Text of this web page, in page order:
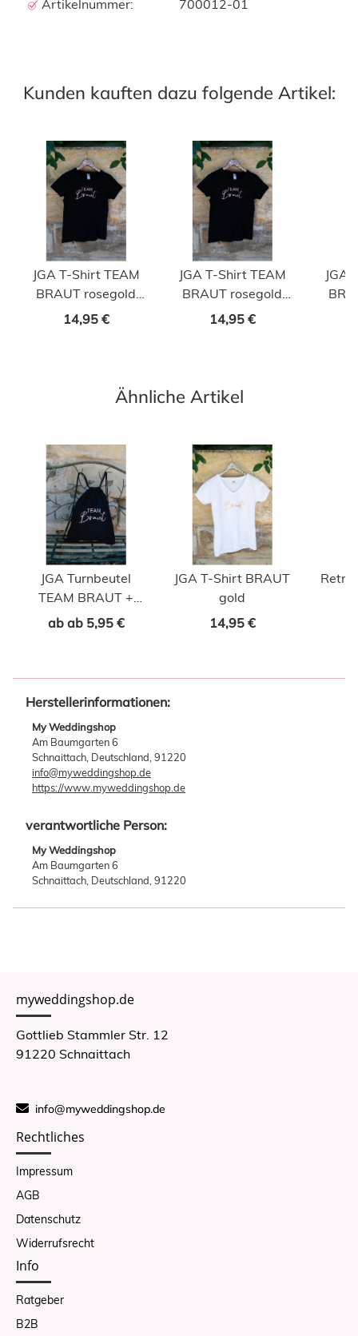
Artikelnummer: 700012-01
Kunden kauften dazu folgende Artikel:
JGA T-Shirt TEAM
BRAUT rosegold
Schwarz S (Small)
14,95 €
JGA T-Shirt TEAM
BRAUT rosegold
Schwarz M
14,95 €
JGA
Ähnliche Artikel
JGA Turnbeutel
TEAM BRAUT +
BRAUT rosegold
abab 5,95 €
JGA T-Shirt BRAUT
gold
14,95 €
Retro
Herstellerinformationen:
My Weddingshop
Am Baumgarten 6
Schnaittach, Deutschland, 91220
info@myweddingshop.de
https://www.myweddingshop.de
verantwortliche Person:
My Weddingshop
Am Baumgarten 6
Schnaittach, Deutschland, 91220
myweddingshop.de
Gottlieb Stammler Str. 12
91220 Schnaittach
info@myweddingshop.de
Rechtliches
Impressum
AGB
Datenschutz
Widerrufsrecht
Info
Ratgeber
B2B